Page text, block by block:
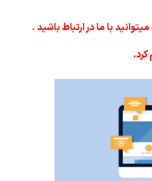
با ما در ارتباط باشید .
کرد.